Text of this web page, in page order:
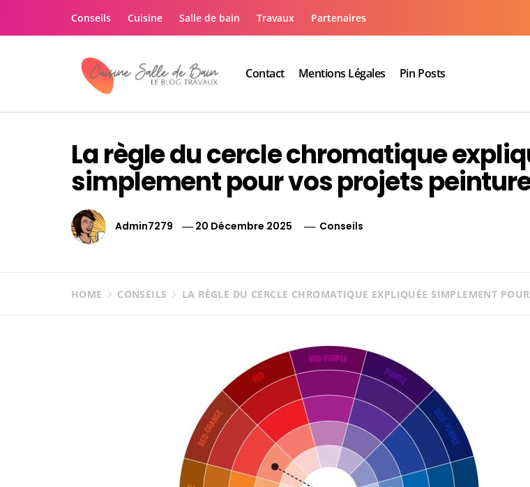
Conseils Cuisine Salle de bain Travaux Partenaires
Contact Mentions Légales Pin Posts
La règle du cercle chromatique
simplement pour vos projets
Admin7279 20 Décembre 2025 Conseils
HOME CONSEILS LA RÈGLE DU CERCLE CHROMATIQUE EXPLIQUÉE SIMPLEMENT